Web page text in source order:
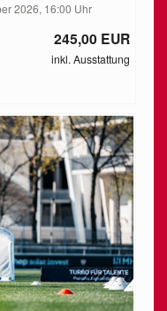
2026, 16:00 Uhr
245,00 EUR
inkl. Ausstattung